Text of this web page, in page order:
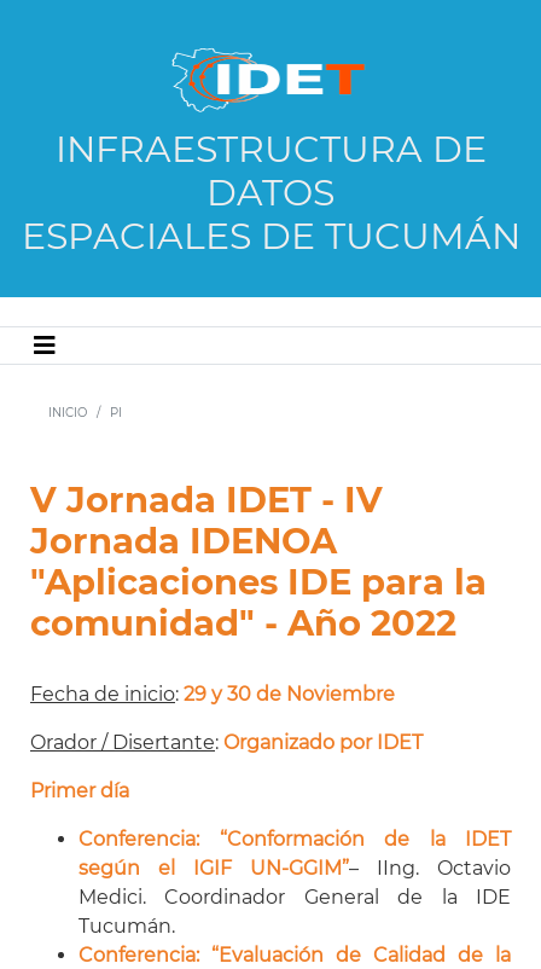
INFRAESTRUCTURA DE
DATOS
ESPACIALES DE TUCUMÁN
INICIO PI
V Jornada IDET - IV
Jornada IDENOA
"Aplicaciones IDE para la
comunidad" - Año 2022
Fecha de inicio: 29 y 30 de Noviembre
Orador / Disertante: Organizado por IDET
Primer día
Conferencia: “Conformación de la IDET
según el IGIF UN-GGIM”– IIng. Octavio
Medici. Coordinador General de la IDE
Tucumán.
Conferencia: “Evaluación de Calidad de la